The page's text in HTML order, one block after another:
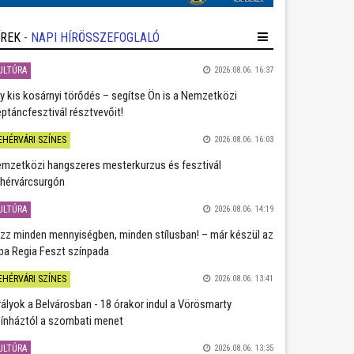
- NAPI HÍRÖSSZEFOGLALÓ
2026.08.06. 16:37
kis kosárnyi törődés – segítse Ön is a Nemzetközi
résztvevőit!
SZÍNES 2026.08.06. 16:03
hangszeres mesterkurzus és fesztivál
2026.08.06. 14:19
minden mennyiségben, minden stílusban! – már készül az
Regia Feszt színpada
SZÍNES 2026.08.06. 13:41
a Belvárosban - 18 órakor indul a Vörösmarty
a szombati menet
2026.08.06. 13:35